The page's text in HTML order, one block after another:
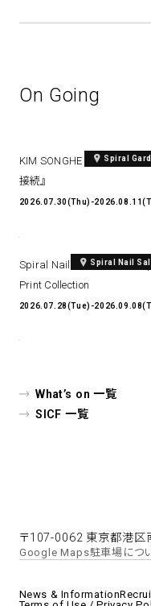
On Going
Spiral
KIM SONGHE EXHIBITION 『
接続』
2026.07.30(Thu)-
Spiral Nail
Spiral Nail Salon Art #14
Print Collection
2026.07.28(Tue)-
What’s on 一覧
SICF 一覧
〒107-0062 東京都港
Google Maps駐車場につ
News & Information